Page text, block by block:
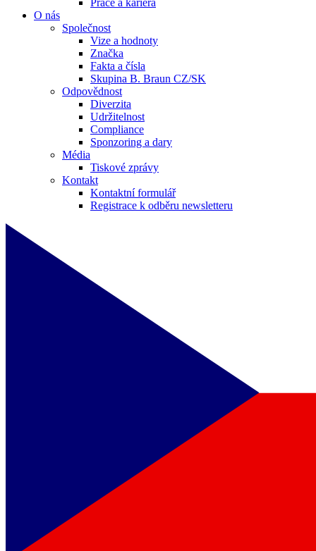
Práce a kariéra
O nás
Společnost
Vize a hodnoty
Značka
Fakta a čísla
Skupina B. Braun CZ/SK
Odpovědnost
Diverzita
Udržitelnost
Compliance
Sponzoring a dary
Média
Tiskové zprávy
Kontakt
Kontaktní formulář
Registrace k odběru newsletteru